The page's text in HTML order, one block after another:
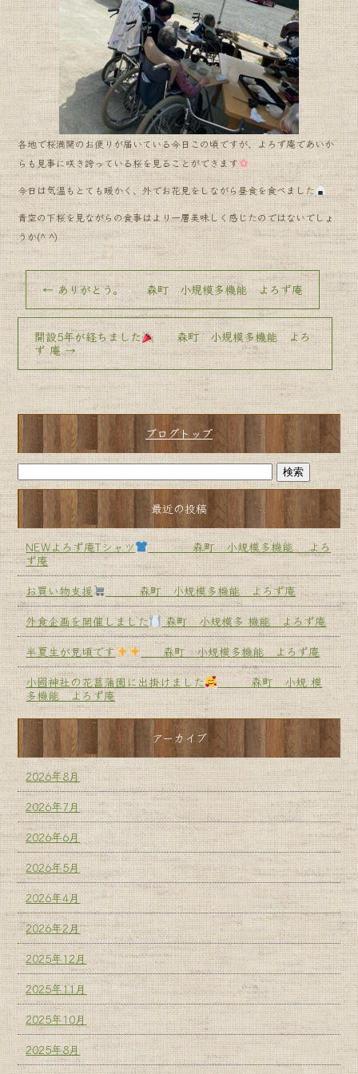
各地で桜満開のお便りが届いている今日この頃ですが、よろず庵であいか
らも見事に咲き誇っている桜を見ることができます
今日は気温もとても暖かく、外でお花見をしながら昼食を食べました
青空の下桜を見ながらの食事はより一層美味しく感じたのではないでしょ
うか(^ ^)
←ありがとう。 森町 小規模多機能 よろず庵
開設5年が経ちました
森町 小規模多機能 よろ
ず 庵→
ブログトップ
最近の投稿
NEWよろず庵Tシャツ
森町 小規模多機能 よろ
ず庵
お買い物支援
森町 小規模多機能 よろず庵
外食企画を開催しました
森町 小規模多 機能 よろず庵
半夏生が見頃です
森町 小規模多機能 よろず庵
小國神社の花菖蒲園に出掛けました
森町 小規 模
多機能 よろず庵
アーカイブ
2026年8月
2026年7月
2026年6月
2026年5月
2026年4月
2026年2月
2025年12月
2025年11月
2025年10月
2025年8月